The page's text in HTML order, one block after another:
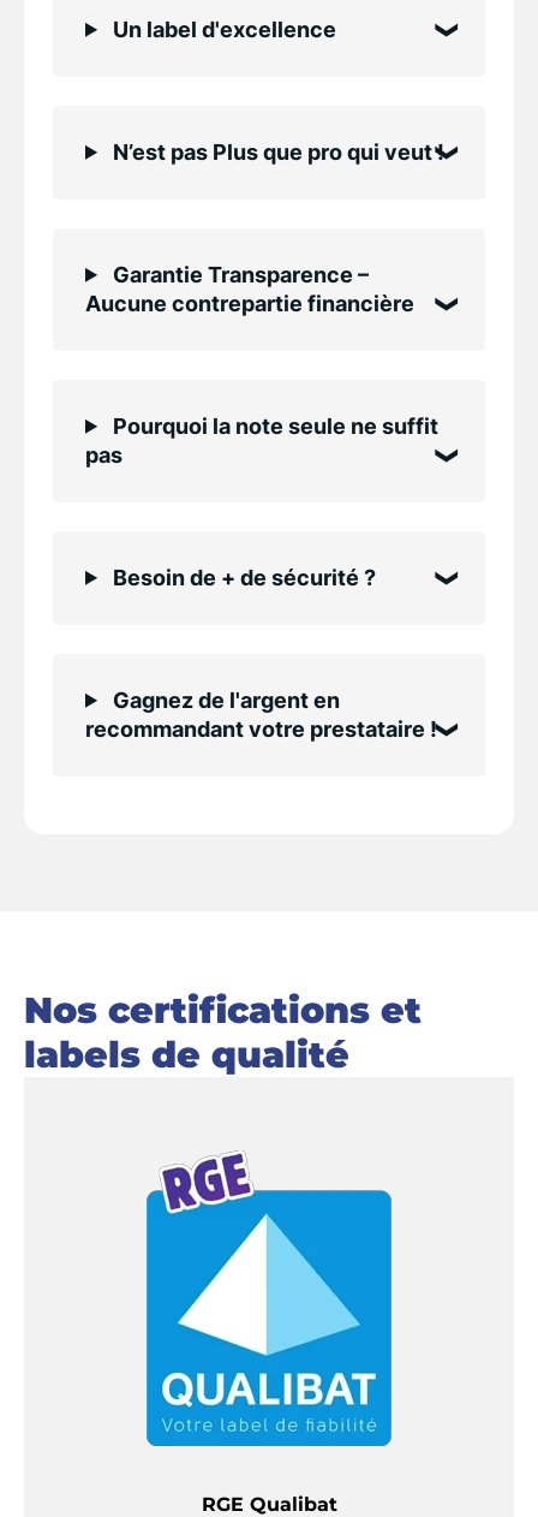
Un label d'excellence
N’est pas Plus que pro qui veut !
Garantie Transparence –
Aucune contrepartie financière
Pourquoi la note seule ne suffit
pas
Besoin de + de sécurité ?
Gagnez de l'argent en
recommandant votre prestataire !
Nos certifications et
labels de qualité
RGE Qualibat